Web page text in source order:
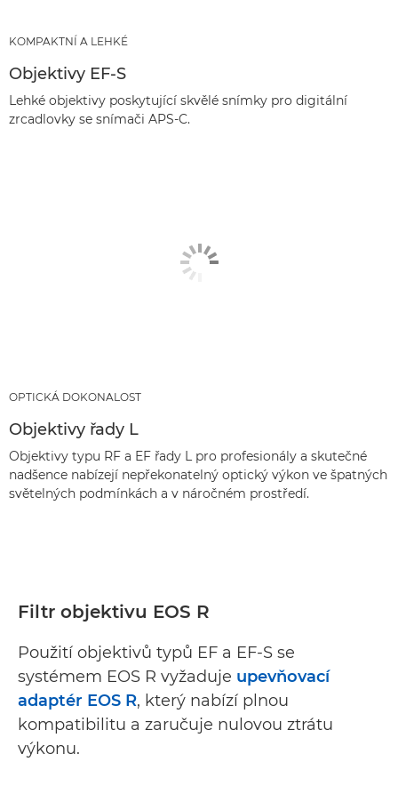
KOMPAKTNÍ A LEHKÉ
Objektivy EF-S
Lehké objektivy poskytující skvělé snímky pro digitální
zrcadlovky se snímači APS-C.
OPTICKÁ DOKONALOST
Objektivy řady L
Objektivy typu RF a EF řady L pro profesionály a skutečné
nadšence nabízejí nepřekonatelný optický výkon ve špatných
světelných podmínkách a v náročném prostředí.
Filtr objektivu EOS R
Použití objektivů typů EF a EF-S se
systémem EOS R vyžaduje upevňovací
adaptér EOS R, který nabízí plnou
kompatibilitu a zaručuje nulovou ztrátu
výkonu.